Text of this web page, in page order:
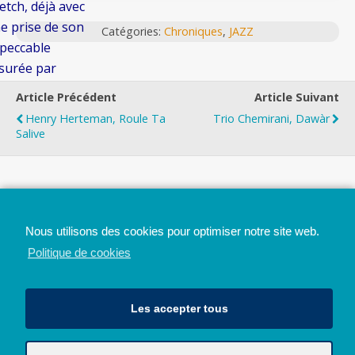
déjà avec
prise de son
par
de Haro
de
les cédés
“L’indicible”
avec
“Le temps
Catégories: Chroniques, JAZZ
Article Précédent
Henry Herteman, Roule Ta
Salive
Article Suivant
Trio Chemirani, Dawàr
Nous utilisons des cookies pour optimiser notre site web.
Politique de cookies
Les accepter tous